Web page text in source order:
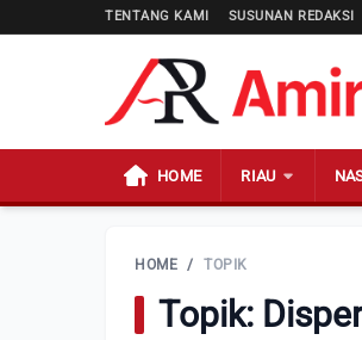
TENTANG KAMI SUSUNAN REDAKSI
HOME RIAU
HOME / TOPIK
Topik: